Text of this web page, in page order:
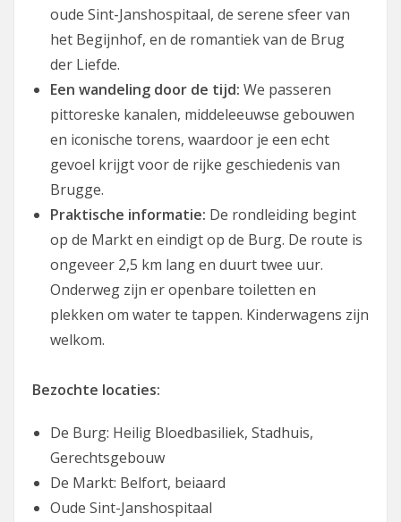
oude Sint-Janshospitaal, de serene sfeer van
het Begijnhof, en de romantiek van de Brug
der Liefde.
Een wandeling door de tijd: We passeren
pittoreske kanalen, middeleeuwse gebouwen
en iconische torens, waardoor je een echt
gevoel krijgt voor de rijke geschiedenis van
Brugge.
Praktische informatie: De rondleiding begint
op de Markt en eindigt op de Burg. De route is
ongeveer 2,5 km lang en duurt twee uur.
Onderweg zijn er openbare toiletten en
plekken om water te tappen. Kinderwagens zijn
welkom.
Bezochte locaties:
De Burg: Heilig Bloedbasiliek, Stadhuis,
Gerechtsgebouw
De Markt: Belfort, beiaard
Oude Sint-Janshospitaal